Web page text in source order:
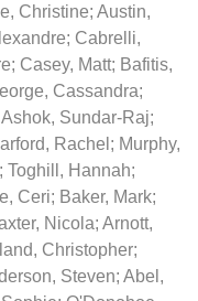
Christine; Austin,
; Cabrelli,
; Casey, Matt; Bafitis,
Cassandra;
Ashok, Sundar-Raj;
Rachel ; Murphy,
; Toghill, Hannah;
Ceri; Baker, Mark;
Nicola; Arnott,
Christopher;
Steven; Abel,